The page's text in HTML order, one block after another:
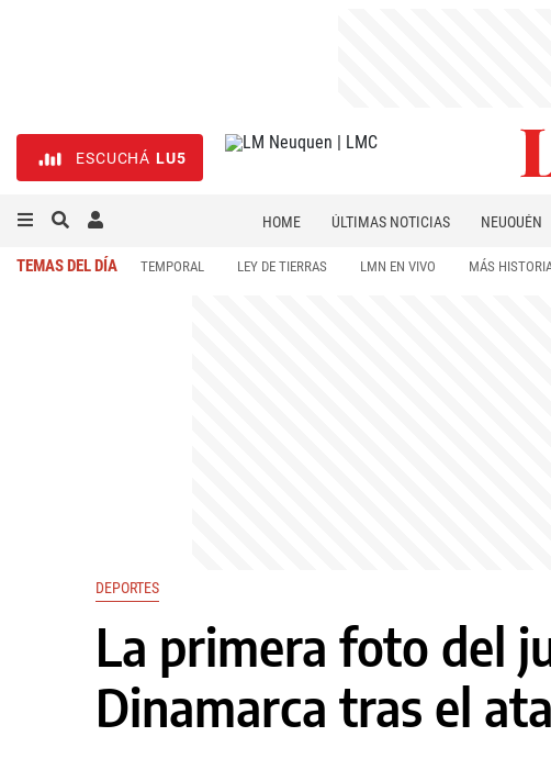
ESCUCHÁ LU5
HOME ÚLTIMAS NOTICIAS NEUQUÉN
TEMAS DEL DÍA TEMPORAL LEY DE TIERRAS LMN EN VIVO MÁS
DEPORTES
La primera foto del
Dinamarca tras el